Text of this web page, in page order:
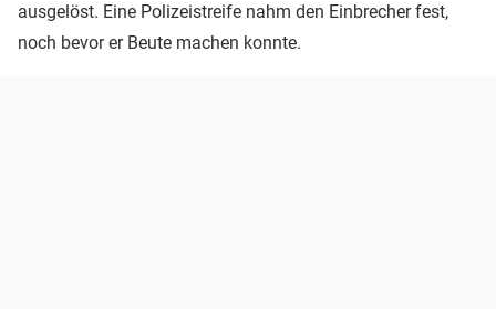
ausgelöst. Eine Polizeistreife nahm den Einbrecher fest,
noch bevor er Beute machen konnte.